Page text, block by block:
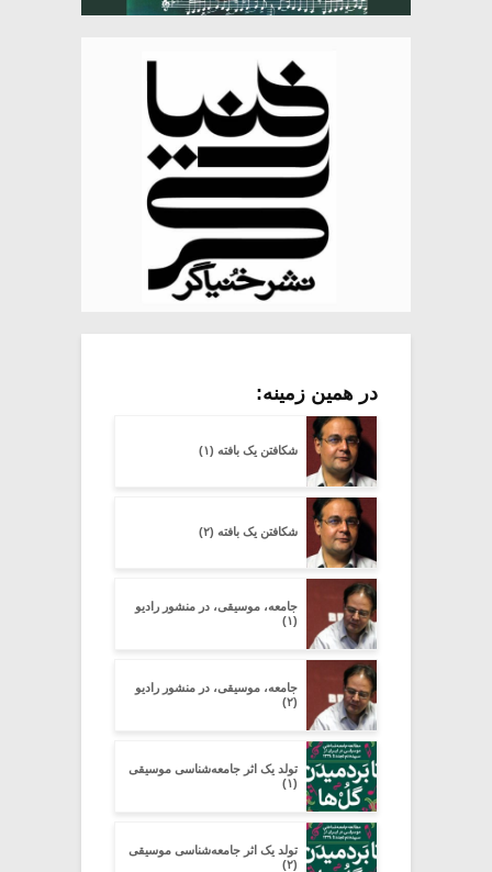
در همین زمینه:
شکافتن یک بافته (۱)
شکافتن یک بافته (۲)
جامعه، موسیقی، در منشور رادیو
(۱)
جامعه، موسیقی، در منشور رادیو
(۲)
تولد یک اثر جامعه‌شناسی موسیقی
(۱)
تولد یک اثر جامعه‌شناسی موسیقی
(۲)